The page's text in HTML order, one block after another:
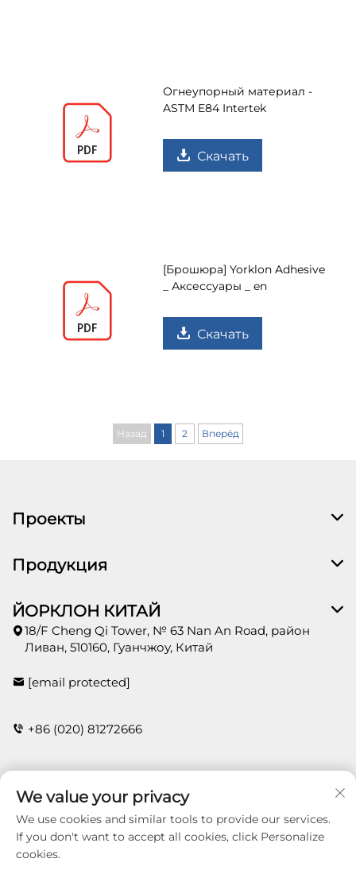
Огнеупорный материал -
ASTM E84 Intertek
Скачать
[Брошюра] Yorklon Adhesive
_ Аксессуары _ en
Скачать
Назад 1 2 Вперёд
Проекты
Продукция
ЙОРКЛОН КИТАЙ
18/F Cheng Qi Tower, № 63 Nan An Road, район
Ливан, 510160, Гуанчжоу, Китай
[email protected]
+86 (020) 81272666
КОНТАКТЫ
Copyright © 2026 Guangzhou Yorklon Wallcoverings
We value your privacy
We use cookies and similar tools to provide our services.
If you don't want to accept all cookies, click Personalize
cookies.